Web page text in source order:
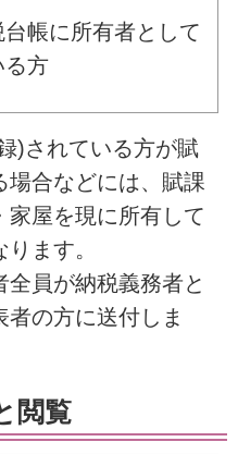
帳に所有者として
る方
)されている方が賦
場合などには、賦課
家屋を現に所有して
ます。
員が納税義務者と
の方に送付しま
閲覧